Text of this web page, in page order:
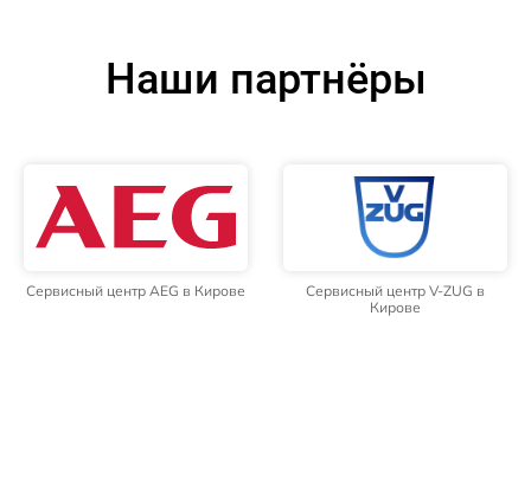
Наши партнёры
Сервисный центр AEG в Кирове
Сервисный центр V-ZUG в
Кирове